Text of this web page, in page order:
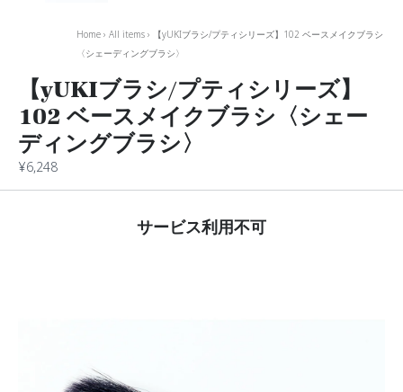
Home › All items ›
【yUKIブラシ/プティシリーズ】102 ベースメイクブラシ
〈シェーディングブラシ〉
【yUKIブラシ/プティシリーズ】
102 ベースメイクブラシ〈シェー
ディングブラシ〉
¥6,248
サービス利用不可